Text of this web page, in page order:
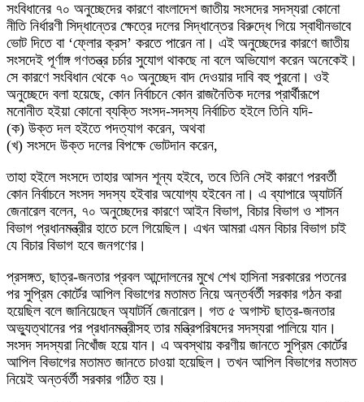
সংবিধানের ৭০ অনুচ্ছেদের কারণে বাংলাদেশ জাতীয় সংসদের সদস্যরা কোনো
নীতি নির্ধারণী সিদ্ধান্তের ক্ষেত্রে দলের সিদ্ধান্তের বিরুদ্ধে গিয়ে স্বাধীনভাবে
ভোট দিতে বা ‘ফ্লোর ক্রস’ করতে পারেন না। এই অনুচ্ছেদের কারণে জাতীয়
সংসদেই পূর্ণাঙ্গ গণতন্ত্র চর্চার সুযোগ থাকছে না বলে অভিযোগ করেন অনেকেই।
সে কারণে সংবিধান থেকে ৭০ অনুচ্ছেদ বাদ দেওয়ার দাবি বহু পুরনো। ওই
অনুচ্ছেদে বলা হয়েছে, কোন নির্বাচনে কোন রাজনৈতিক দলের প্রার্থীরূপে
মনোনীত হইয়া কোনো ব্যক্তি সংসদ-সদস্য নির্বাচিত হইলে তিনি যদি-
(ক) উক্ত দল হইতে পদত্যাগ করেন, অথবা
(খ) সংসদে উক্ত দলের বিপক্ষে ভোটদান করেন,
তাহা হইলে সংসদে তাহার আসন শূন্য হইবে, তবে তিনি সেই কারণে পরবর্তী
কোন নির্বাচনে সংসদ সদস্য হইবার অযোগ্য হইবেন না। এ ব্যাপারে অ্যাটর্নি
জেনারেল বলেন, ৭০ অনুচ্ছেদের কারণে আইন বিভাগ, বিচার বিভাগ ও শাসন
বিভাগ প্রধানমন্ত্রীর হাতে চলে গিয়েছিল। এখন আমরা এমন বিচার বিভাগ চাই
যে বিচার বিভাগ হবে জনগণের।
প্রসঙ্গত, ছাত্র-জনতার প্রবল আন্দোলনের মুখে শেখ হাসিনা সরকারের পতনের
পর সুপ্রিম কোর্টের আপিল বিভাগের মতামত নিয়ে অন্তর্বর্তী সরকার গঠন করা
হয়েছিল বলে জানিয়েছেন অ্যাটর্নি জেনারেল। গত ৫ অগাস্ট ছাত্র-জনতার
অভ্যুত্থানের পর প্রধানমন্ত্রীসহ তার মন্ত্রিপরিষদের সদস্যরা পালিয়ে যান।
সংসদ সদস্যরা নিখোঁজ হয়ে যান। এ অবস্থায় করণীয় জানতে সুপ্রিম কোর্টের
আপিল বিভাগের মতামত জানতে চাওয়া হয়েছিল। তখন আপিল বিভাগের মতামত
নিয়েই অন্তর্বর্তী সরকার গঠিত হয়।